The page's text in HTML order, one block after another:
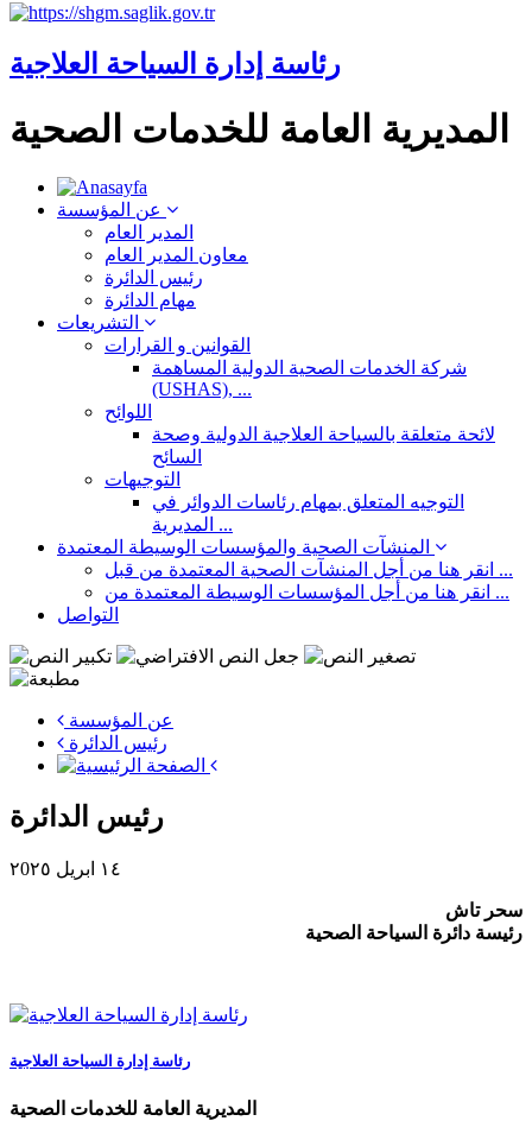
رئاسة إدارة السياحة العلاجية
المديرية العامة للخدمات الصحية
المدير العام
معاون المدير العام
رئيس الدائرة
مهام الدائرة
القوانين و القرارات
شركة الخدمات الصحية الدولية المساهمة
(USHAS), ...
اللوائح
لائحة متعلقة بالسياحة العلاجية الدولية وصحة
السائح
التوجيهات
التوجيه المتعلق بمهام رئاسات الدوائر في
المديرية ...
انقر هنا من أجل المنشآت الصحية المعتمدة من قبل ...
انقر هنا من أجل المؤسسات الوسيطة المعتمدة من ...
التواصل
عن المؤسسة
رئيس الدائرة
رئيس الدائرة
١٤ ابريل ٢0٢٥
سحر تاش
رئيسة دائرة السياحة الصحية
رئاسة إدارة السياحة العلاجية
المديرية العامة للخدمات الصحية